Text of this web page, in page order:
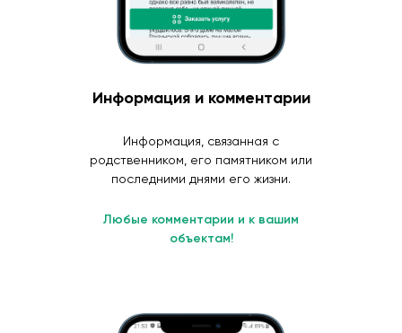
Информация и комментарии
Информация, связанная с
родственником, его памятником или
последними днями его жизни.
Любые комментарии и к вашим
объектам!